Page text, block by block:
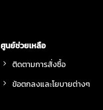
ศูนย์ช่วยเหลือ
ติดตามการสั่งซื้อ
ข้อตกลงและโยบายต่างๆ